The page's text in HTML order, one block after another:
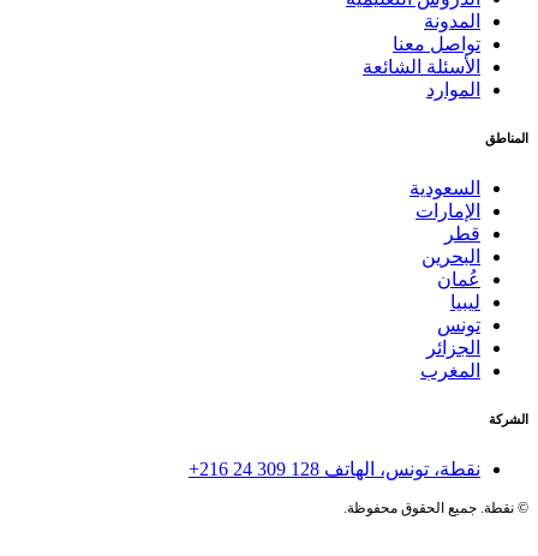
المدونة
تواصل معنا
الأسئلة الشائعة
الموارد
المناطق
السعودية
الإمارات
قطر
البحرين
عُمان
ليبيا
تونس
الجزائر
المغرب
الشركة
نقطة، تونس، الهاتف +216 24 309 128
©نقطة. جميع الحقوق محفوظة.